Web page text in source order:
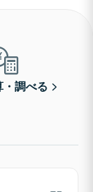
調べる